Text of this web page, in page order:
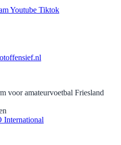
Youtube Tiktok
voor amateurvoetbal Friesland
International